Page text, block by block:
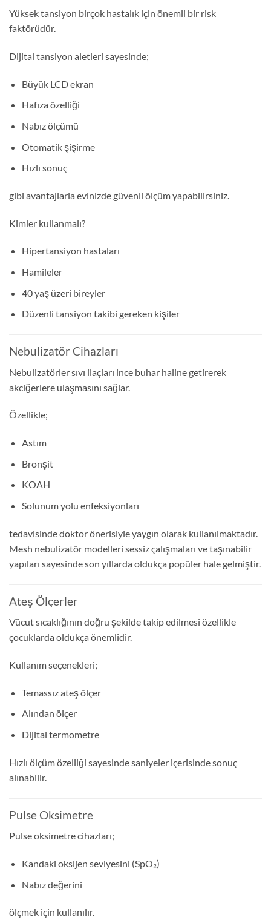
Yüksek tansiyon birçok hastalık için önemli bir risk
faktörüdür.
Dijital tansiyon aletleri sayesinde;
Büyük LCD ekran
Hafıza özelliği
Nabız ölçümü
Otomatik şişirme
Hızlı sonuç
gibi avantajlarla evinizde güvenli ölçüm yapabilirsiniz.
Kimler kullanmalı?
Hipertansiyon hastaları
Hamileler
40 yaş üzeri bireyler
Düzenli tansiyon takibi gereken kişiler
Nebulizatör Cihazları
Nebulizatörler sıvı ilaçları ince buhar haline getirerek
akciğerlere ulaşmasını sağlar.
Özellikle;
Astım
Bronşit
KOAH
Solunum yolu enfeksiyonları
tedavisinde doktor önerisiyle yaygın olarak kullanılmaktadır.
Mesh nebulizatör modelleri sessiz çalışmaları ve taşınabilir
yapıları sayesinde son yıllarda oldukça popüler hale gelmiştir.
Ateş Ölçerler
Vücut sıcaklığının doğru şekilde takip edilmesi özellikle
çocuklarda oldukça önemlidir.
Kullanım seçenekleri;
Temassız ateş ölçer
Alından ölçer
Dijital termometre
Hızlı ölçüm özelliği sayesinde saniyeler içerisinde sonuç
alınabilir.
Pulse Oksimetre
Pulse oksimetre cihazları;
Kandaki oksijen seviyesini (SpO₂)
Nabız değerini
ölçmek için kullanılır.